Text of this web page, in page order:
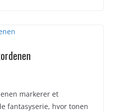
markerer et
fantasyserie, hvor tonen